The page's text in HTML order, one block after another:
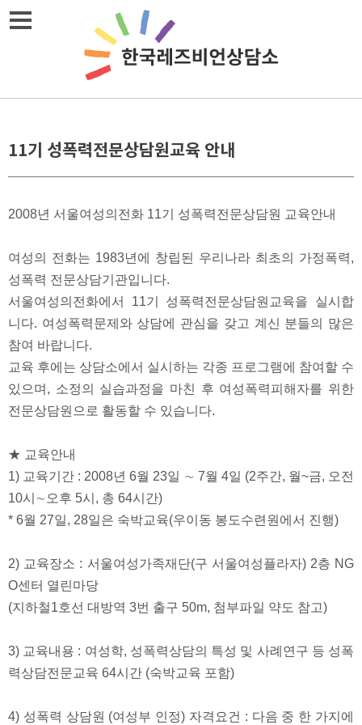
11기 성폭력전문상담원교육 안내
2008년 서울여성의전화 11기 성폭력전문상담원 교육안내
여성의 전화는 1983년에 창립된 우리나라 최초의 가정폭력,
성폭력 전문상담기관입니다.
서울여성의전화에서 11기 성폭력전문상담원교육을 실시합
니다. 여성폭력문제와 상담에 관심을 갖고 계신 분들의 많은
참여 바랍니다.
교육 후에는 상담소에서 실시하는 각종 프로그램에 참여할 수
있으며, 소정의 실습과정을 마친 후 여성폭력피해자를 위한
전문상담원으로 활동할 수 있습니다.
★ 교육안내
1) 교육기간 : 2008년 6월 23일 ∼ 7월 4일 (2주간, 월~금, 오전
10시∼오후 5시, 총 64시간)
* 6월 27일, 28일은 숙박교육(우이동 봉도수련원에서 진행)
2) 교육장소 : 서울여성가족재단(구 서울여성플라자) 2층 NG
O센터 열린마당
(지하철1호선 대방역 3번 출구 50m, 첨부파일 약도 참고)
3) 교육내용 : 여성학, 성폭력상담의 특성 및 사례연구 등 성폭
력상담전문교육 64시간 (숙박교육 포함)
4) 성폭력 상담원 (여성부 인정) 자격요건 : 다음 중 한 가지에